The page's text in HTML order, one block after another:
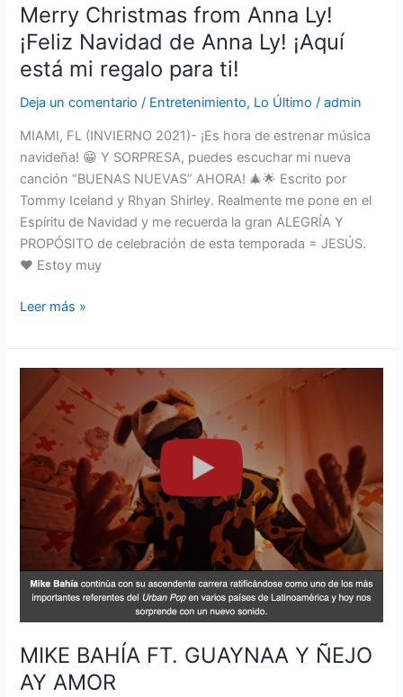
Merry Christmas from Anna Ly!
¡Feliz Navidad de Anna Ly! ¡Aquí
está mi regalo para ti!
Deja un comentario / Entretenimiento, Lo Último /admin
MIAMI, FL (INVIERNO 2021)- ¡Es hora de estrenar música
navideña! 😁 Y SORPRESA, puedes escuchar mi nueva
canción “BUENAS NUEVAS” AHORA! 🎄🌟 Escrito por
Tommy Iceland y Rhyan Shirley. Realmente me pone en el
Espíritu de Navidad y me recuerda la gran ALEGRÍA Y
PROPÓSITO de celebración de esta temporada = JESÚS.
❤️ Estoy muy
Leer más »
MIKE BAHÍA FT. GUAYNAA Y ÑEJO
AY AMOR
BAHÍA
FT.
GUAYNAA
Y
ÑEJO
AY
AMOR